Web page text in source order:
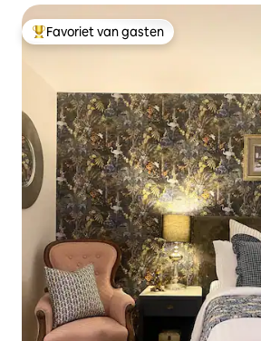
Topfavoriet van gasten
Favoriet van gasten